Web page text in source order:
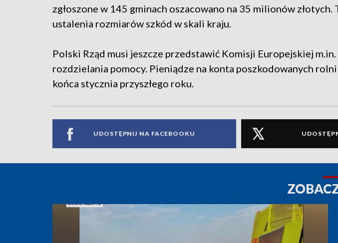
zgłoszone w 145 gminach oszacowano na 35 milionów złotych.
ustalenia rozmiarów szkód w skali kraju.
Polski Rząd musi jeszcze przedstawić Komisji Europejskiej
rozdzielania pomocy. Pieniądze na konta poszkodowanych
końca stycznia przyszłego roku.
UDOSTĘPNIJ NA FACEBOOKU